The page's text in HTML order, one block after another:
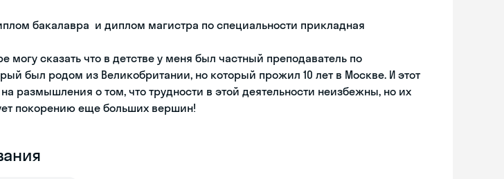
бакалавра и диплом магистра по специальности прикладная
могу сказать что в детстве у меня был частный преподаватель по
был родом из Великобритании, но который прожил 10 лет в Москве. И этот
размышления о том, что трудности в этой деятельности неизбежны, но их
покорению еще больших вершин!